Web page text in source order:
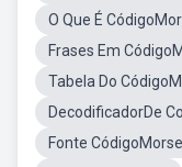
O Que É
Frases Em
Tabela Do
DecodificadorDe
Fonte CódigoMorse